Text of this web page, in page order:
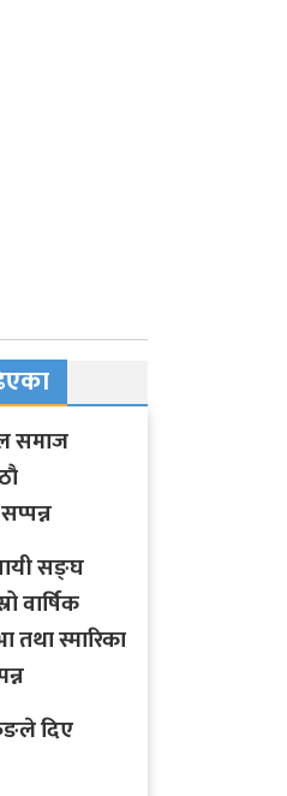
समाज
सङ्घ
वार्षिक
तथा स्मारिका
दिए